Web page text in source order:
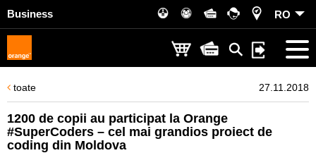
Business RO
toate 27.11.2018
1200 de copii au participat la Orange
#SuperCoders – cel mai grandios proiect de
coding din Moldova